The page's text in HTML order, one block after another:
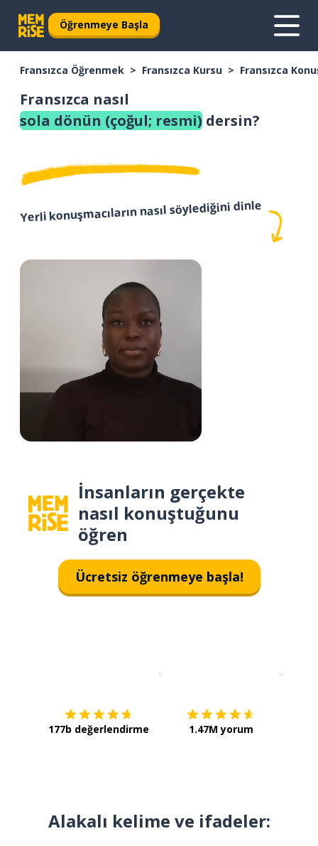
Öğrenmeye Başla
Fransızca Öğrenmek Fransızca Kursu Fransızca
Fransızca nasıl
sola dönün (çoğul; resmi) dersin?
Yerli konuşmacıların nasıl söylediğini dinle
İnsanların gerçekte
nasıl konuştuğunu
öğren
Ücretsiz öğrenmeye başla!
177b değerlendirme 1.47M yorum
Alakalı kelime ve ifadeler: